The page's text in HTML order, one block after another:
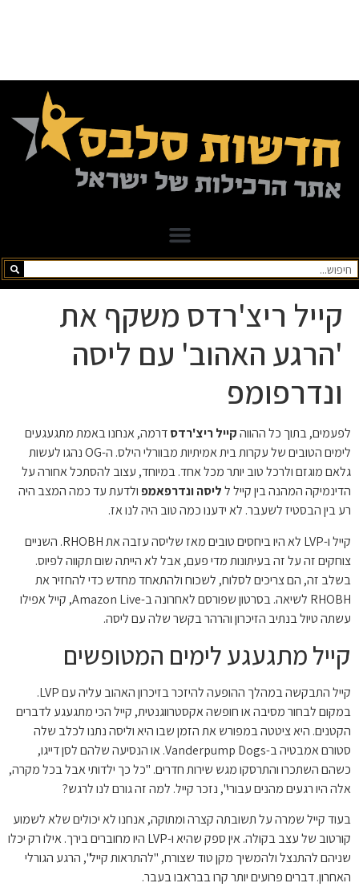
קייל ריצ'רדס משקף את
'הרגע האהוב' עם ליסה
ונדרפומפ
לפעמים, בתוך כל ההווהקייל ריצ'רדסדרמה, אנחנו באמת מתגעגעים
לימים הטובים של עקרות בית אמיתיות מבוורלי הילס. ה-OG נהגו לעשות
גלאם מוגזם ולרכל טוב יותר מכל אחד. במיוחד, עצוב להסתכל אחורה על
הדינמיקה המהנה בין קייל לליסה ונדרפאמפ ולדעת עד כמה המצב היה
רע בין הבסטיז לשעבר. לא ידענו כמה טוב היה לנו אז.
קייל ו-LVP לא היו ביחסים טובים מאז שליסה עזבה את RHOBH. השניים
צוחקים זה על זה בעיתונות מדי פעם, אבל לא הייתה שום תקווה לפיוס.
בשלב זה, הם צריכים לסלוח, לשכוח ולהתאחד מחדש כדי להחזיר את
RHOBH לשיאה. בסרטון שפורסם לאחרונה ב-Amazon Live, קייל אפילו
עשתה טיול בנתיב הזיכרון והרהר בקשר שלה עם ליסה.
קייל מתגעגע לימים המטופשים
קייל התבקשה במהלך ההופעה להיזכר בזיכרון האהוב עליה עם LVP.
במקום לבחור מסיבה או חופשה אקסטרווגנטית, קייל הכי מתגעגע לדברים
הקטנים. היא ציטטה במפורש את הזמן שבו היא וליסה נתנו לכלב שלה
סטורם אמבטיה ב-Vanderpump Dogs. או הנסיעה שלהם לסן דייגו,
כשהם השתכרו והתרסקו מגש שירות חדרים. "כל כך ילדותי אבל בכל מקרה,
אלה היו רגעים מהנים עבורי", נזכר קייל. למה זה גורם לנו לרגש?
בעוד קייל שמרה על תשובתה קצרה ומתוקה, אנחנו לא יכולים שלא לשמוע
קורטוב של עצב בקולה. אין ספק שהיא ו-LVP היו מחוברים בירך. אילו רק יכלו
שניהם להתנצל ולהמשיך מקן טוד שצורח, "להתראות קייל", הרגע הגורלי
האחרון. דברים פרועים יותר קרו בבראבו בעבר.